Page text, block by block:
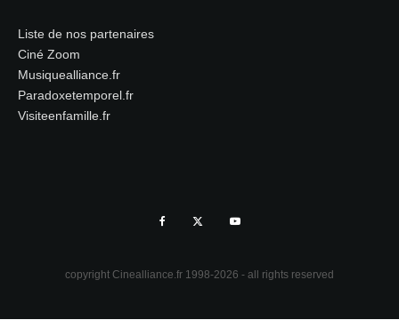
Liste de nos partenaires
Ciné Zoom
Musiquealliance.fr
Paradoxetemporel.fr
Visiteenfamille.fr
copyright Cinealliance.fr 1998-2026 - all rights reserved